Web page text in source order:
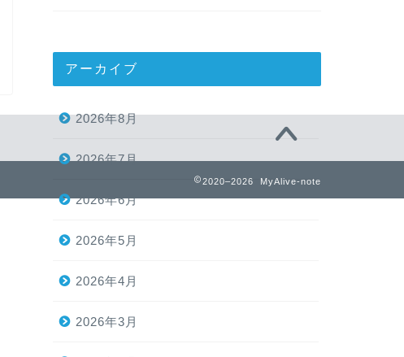
アーカイブ
2026年8月
2026年7月
2026年6月
2026年5月
2026年4月
2026年3月
2020–2026 MyAlive-note